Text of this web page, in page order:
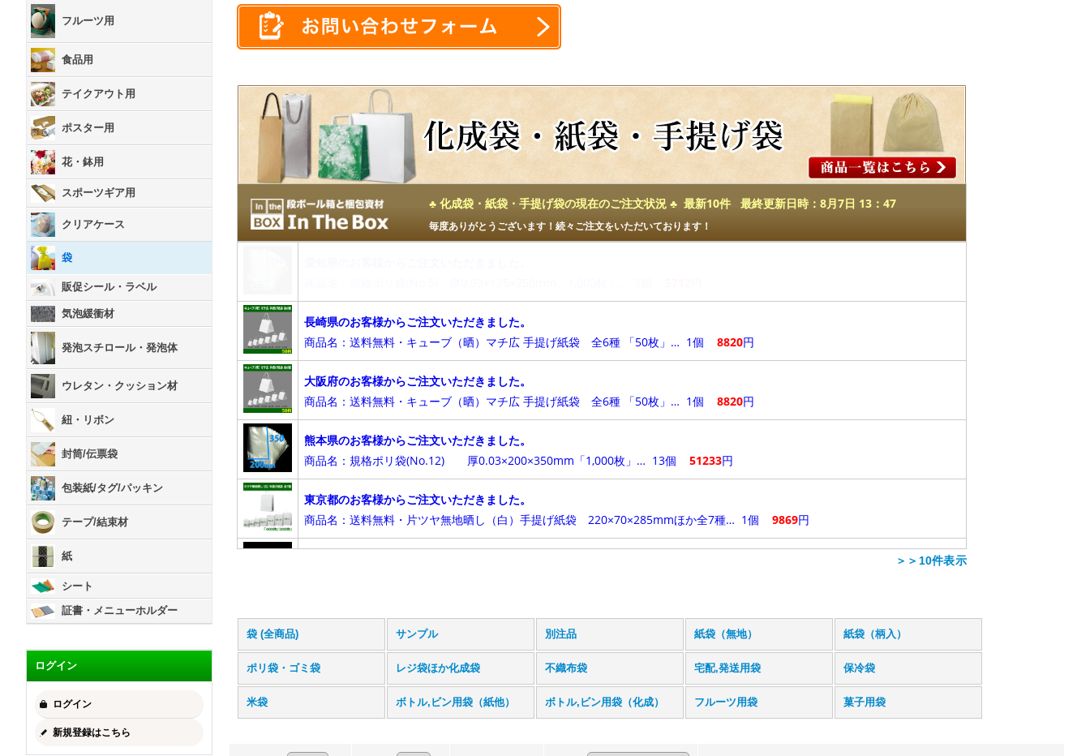
フルーツ用
食品用
テイクアウト用
ポスター用
花・鉢用
スポーツギア用
クリアケース
袋
販促シール・ラベル
気泡緩衝材
発泡スチロール・発泡体
ウレタン・クッション材
紐・リボン
封筒/伝票袋
包装紙/タグ/パッキン
テープ/結束材
紙
シート
証書・メニューホルダー
ログイン
ログイン
新規登録はこちら
＞＞10件表示
袋 (全商品) サンプル 別注品 紙袋（無地） 紙袋（柄入）
ポリ袋・ゴミ袋 レジ袋ほか化成袋 不織布袋 宅配,発送用袋 保冷袋
米袋 ボトル,ビン用袋（紙他） ボトル,ビン用袋（化成） フルーツ用袋 菓子用袋